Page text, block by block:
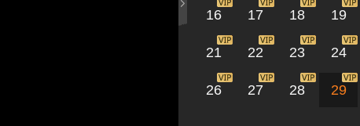
16 17 18 19
21 22 23 24
26 27 28 29